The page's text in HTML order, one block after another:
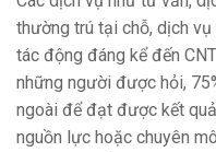
thường trú tại chỗ, dịch
tác động đáng kể đến
những người được hỏi,
ngoài để đạt được kết
nguồn lực hoặc chuyên